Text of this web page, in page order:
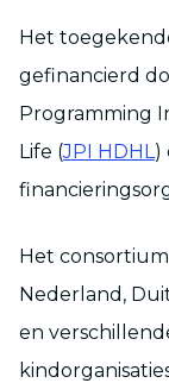
Het
gefinancierd
Programming
Life (JPI HDHL )
Het
Nederland,
en